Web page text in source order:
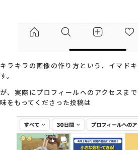
キラキラの画像の作り方という、イマド
す。
が、実際にプロフィールへのアクセスま
味をもってくださった投稿は